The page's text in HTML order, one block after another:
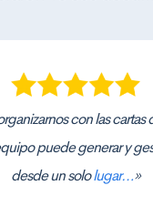
con las
puede generar y
desde un sololugar…»